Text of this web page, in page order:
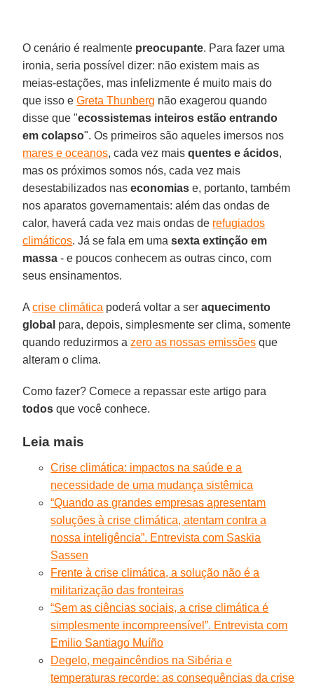
O cenário é realmente preocupante. Para fazer uma
ironia, seria possível dizer: não existem mais as
meias-estações, mas infelizmente é muito mais do
que isso eGreta Thunberg não exagerou quando
disse que "ecossistemas inteiros estão entrando
em colapso". Os primeiros são aqueles imersos nos
mares e oceanos, cada vez maisquentes e ácidos,
mas os próximos somos nós, cada vez mais
desestabilizados naseconomias e, portanto, também
nos aparatos governamentais: além das ondas de
calor, haverá cada vez mais ondas de refugiados
climáticos. Já se fala em umasexta extinção em
massa - e poucos conhecem as outras cinco, com
seus ensinamentos.
Acrise climática poderá voltar a seraquecimento
global para, depois, simplesmente ser clima, somente
quando reduzirmos azero as nossas emissões que
alteram o clima.
Como fazer? Comece a repassar este artigo para
todos que você conhece.
Leia mais
Crise climática: impactos na saúde e a
necessidade de uma mudança sistêmica
“Quando as grandes empresas apresentam
soluções à crise climática, atentam contra a
nossa inteligência”. Entrevista com Saskia
Sassen
Frente à crise climática, a solução não é a
militarização das fronteiras
“Sem as ciências sociais, a crise climática é
simplesmente incompreensível”. Entrevista com
Emilio Santiago Muíño
Degelo, megaincêndios na Sibéria e
temperaturas recorde: as consequências da crise